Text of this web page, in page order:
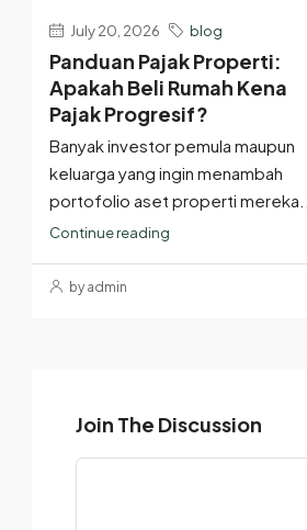
July 20, 2026 blog
Panduan Pajak Properti:
Apakah Beli Rumah Kena
Pajak Progresif?
Banyak investor pemula maupun
keluarga yang ingin menambah
portofolio aset properti mereka...
Continue reading
by admin
Join The Discussion